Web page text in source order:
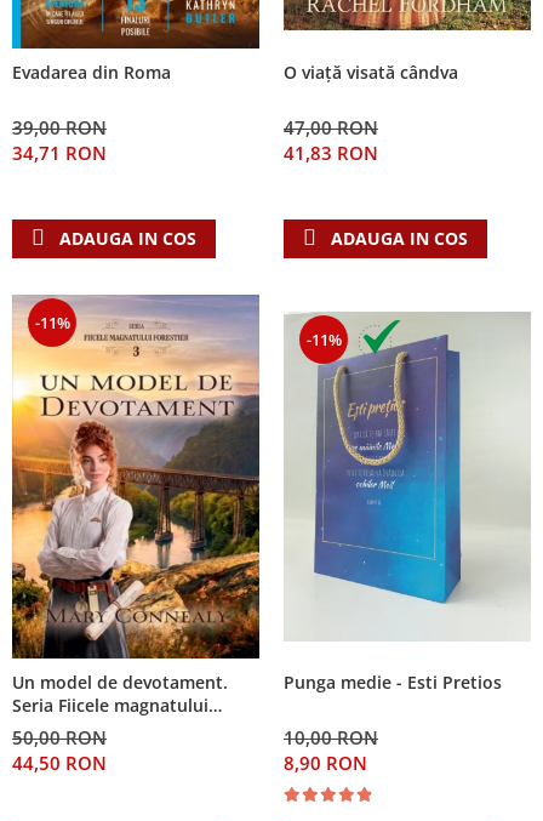
Evadarea din Roma
39,00 RON
34,71 RON
ADAUGA IN COS
O viață visată cândva
47,00 RON
41,83 RON
ADAUGA IN COS
-11%
Un model de devotament.
Seria Fiicele magnatului
forestier 3
50,00 RON
44,50 RON
-11%
Punga medie - Esti Pretios
10,00 RON
8,90 RON